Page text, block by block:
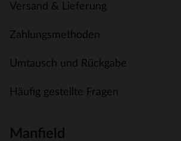
Versand & Lieferung
Zahlungsmethoden
Umtausch und Rückgabe
Häufig gestellte Fragen
Manfield